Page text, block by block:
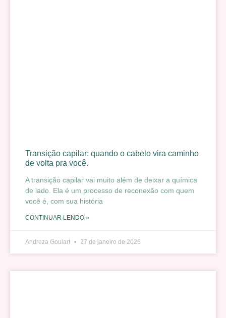
Transição capilar: quando o cabelo vira caminho
de volta pra você.
A transição capilar vai muito além de deixar a química
de lado. Ela é um processo de reconexão com quem
você é, com sua história
CONTINUAR LENDO »
Andreza Goulart 27 de janeiro de 2026